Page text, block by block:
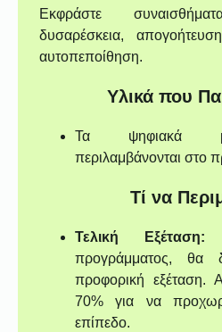
Εκφράστε
δυσαρέσκεια,
αυτοπεποίθηση.
Υλικά που
Τα ψηφιακά
περιλαμβάνονται στο
Τί να
Τελική Εξέταση:
προγράμματος, θα
προφορική εξέταση.
70% για να
επίπεδο.